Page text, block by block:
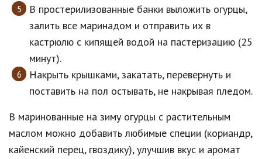
В простерилизованные банки выложить огурцы,
залить все маринадом и отправить их в
кастрюлю с кипящей водой на пастеризацию (25
минут).
Накрыть крышками, закатать, перевернуть и
поставить на пол остывать, не накрывая пледом.
В маринованные на зиму огурцы с растительным
маслом можно добавить любимые специи (кориандр,
кайенский перец, гвоздику), улучшив вкус и аромат